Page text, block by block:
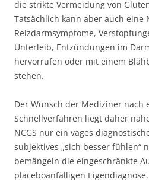
die strikte Vermeidung von
Tatsächlich kann aber auch eine
Reizdarmsymptome,
Unterleib, Entzündungen im
hervorrufen oder mit einem
stehen.
Der Wunsch der Mediziner nach
Schnellverfahren liegt daher
NCGS nur ein vages
subjektives „sich besser fühlen“
bemängeln die eingeschränkte
placeboanfälligen